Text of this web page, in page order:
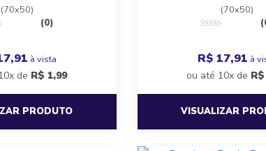
(70x50)
(0)
à vista
de R$1,99
PRODUTO
(70x50)
R$ 17,91 à
ou até 10x de
VISUALIZAR